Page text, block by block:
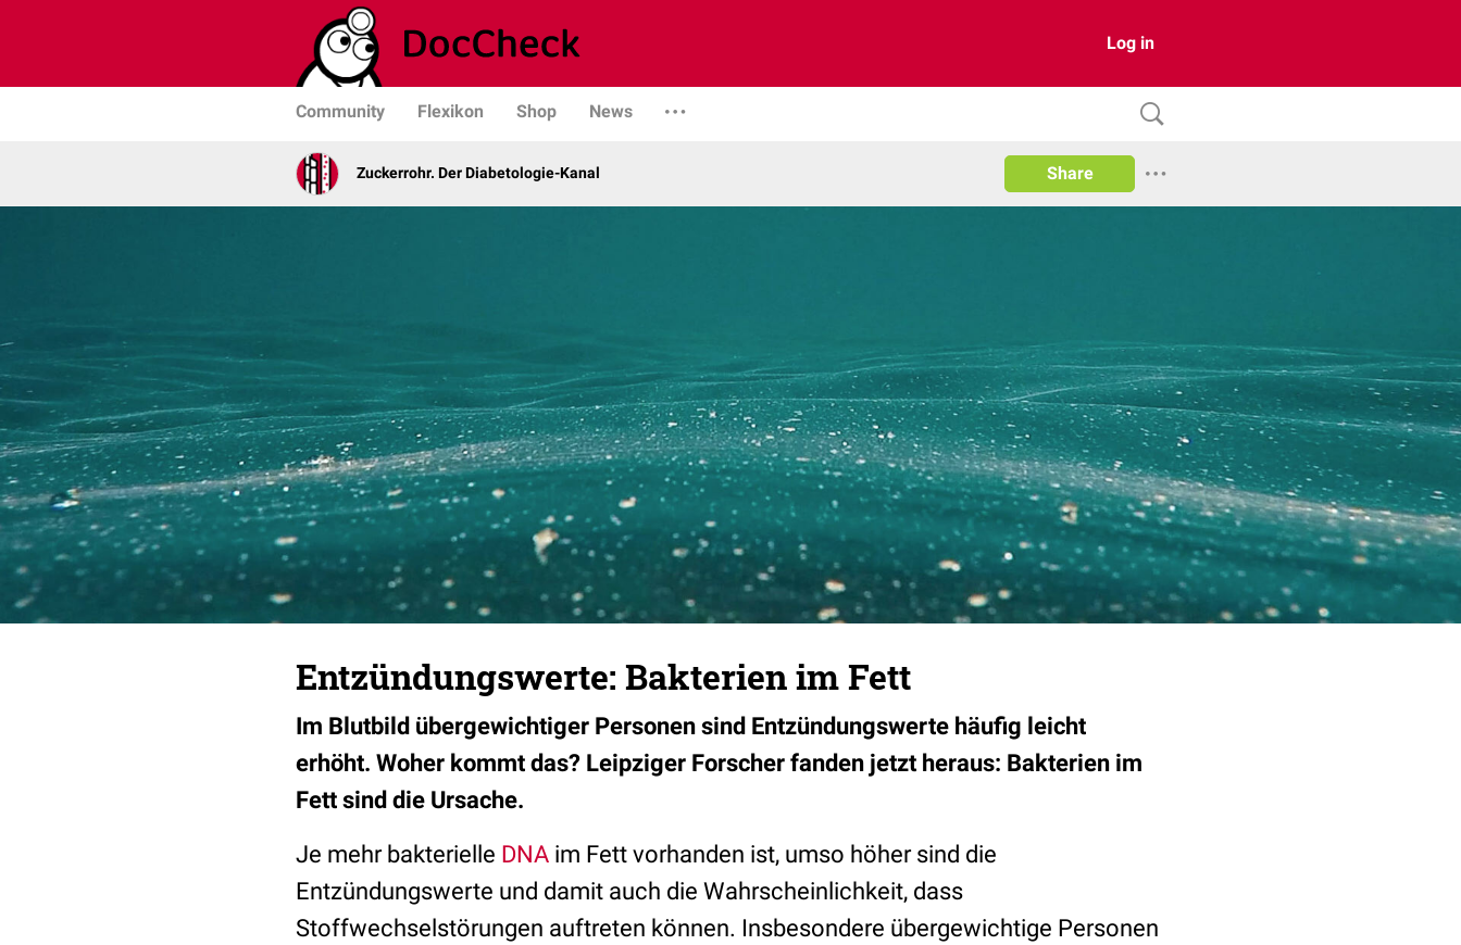
Log in
Community Flexikon Shop News
Zuckerrohr. Der Diabetologie-Kanal Share
Entzündungswerte: Bakterien im Fett
Im Blutbild übergewichtiger Personen sind Entzündungswerte häufig leicht
erhöht. Woher kommt das? Leipziger Forscher fanden jetzt heraus: Bakterien im
Fett sind die Ursache.
Je mehr bakterielle DNA im Fett vorhanden ist, umso höher sind die
Entzündungswerte und damit auch die Wahrscheinlichkeit, dass
Stoffwechselstörungen auftreten können. Insbesondere übergewichtige Personen